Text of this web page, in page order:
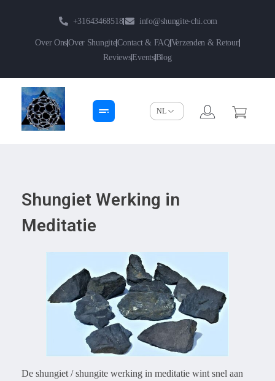
+31643468518 info@shungite-chi.com
Over OnsOver ShungiteContact & FAQVerzenden & Retour
ReviewsEventsBlog
Shungiet Werking in
Meditatie
De shungiet / shungite werking in meditatie wint snel aan